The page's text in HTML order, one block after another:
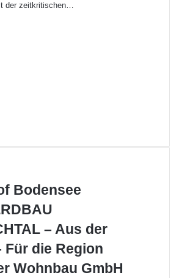
der zeitkritischen…
Bodensee
– Aus der
Für die Region
Wohnbau GmbH